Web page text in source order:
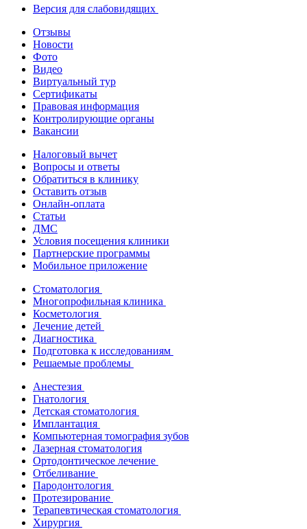
Версия для слабовидящих
Отзывы
Новости
Фото
Видео
Виртуальный тур
Сертификаты
Правовая информация
Контролирующие органы
Вакансии
Налоговый вычет
Вопросы и ответы
Обратиться в клинику
Оставить отзыв
Онлайн-оплата
Статьи
ДМС
Условия посещения клиники
Партнерские программы
Мобильное приложение
Стоматология
Многопрофильная клиника
Косметология
Лечение детей
Диагностика
Подготовка к исследованиям
Решаемые проблемы
Анестезия
Гнатология
Детская стоматология
Имплантация
Компьютерная томография зубов
Лазерная стоматология
Ортодонтическое лечение
Отбеливание
Пародонтология
Протезирование
Терапевтическая стоматология
Хирургия